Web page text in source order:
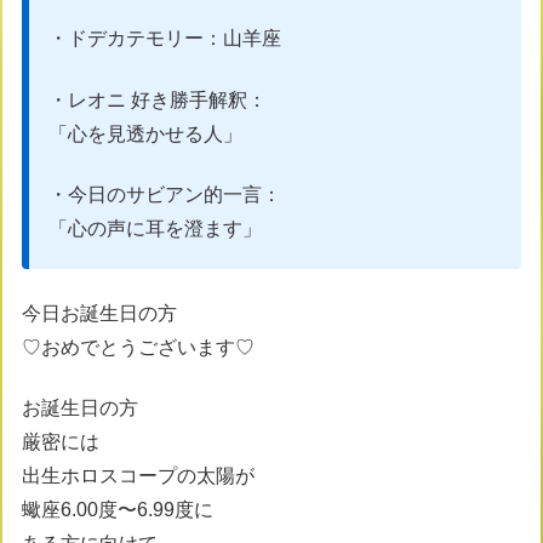
・ドデカテモリー：山羊座
・レオニ 好き勝手解釈：
「心を見透かせる人」
・今日のサビアン的一言：
「心の声に耳を澄ます」
今日お誕生日の方
♡おめでとうございます♡
お誕生日の方
厳密には
出生ホロスコープの太陽が
蠍座6.00度〜6.99度に